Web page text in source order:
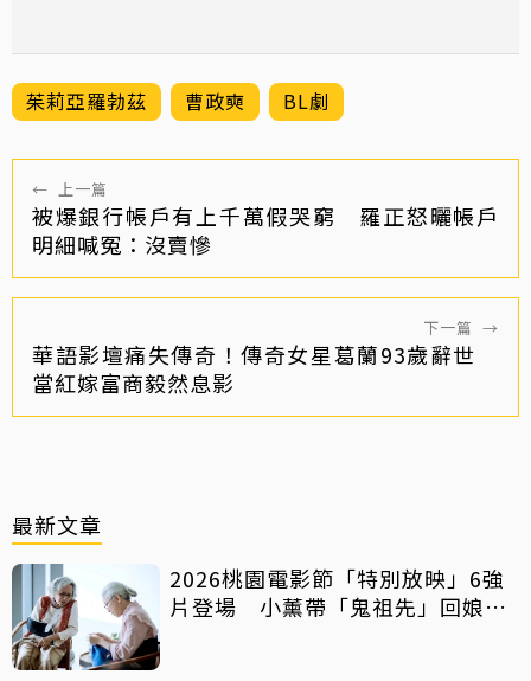
茱莉亞羅勃茲 曹政奭 BL劇
← 上一篇
被爆銀行帳戶有上千萬假哭窮 羅正怒曬帳戶
明細喊冤：沒賣慘
下一篇 →
華語影壇痛失傳奇！傳奇女星葛蘭93歲辭世
當紅嫁富商毅然息影
最新文章
2026桃園電影節「特別放映」6強
片登場 小薰帶「鬼祖先」回娘